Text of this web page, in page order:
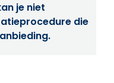
je niet
die